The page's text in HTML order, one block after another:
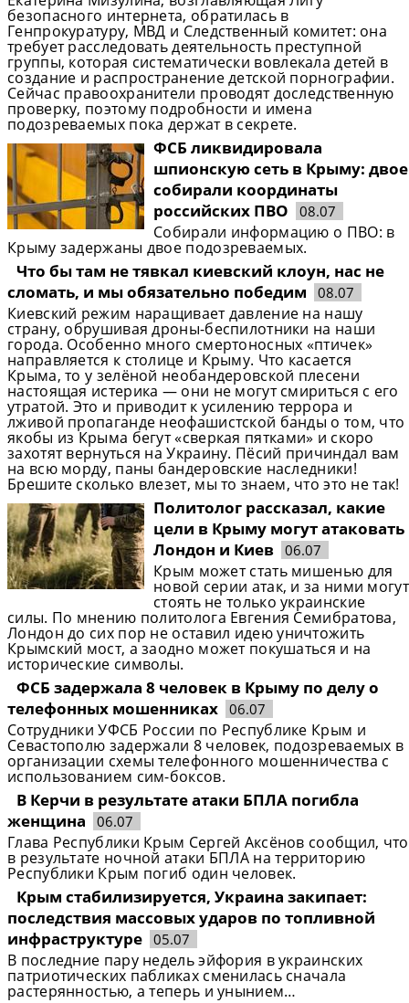
безопасного интернета, обратилась в
Генпрокуратуру, МВД и Следственный комитет: она
требует расследовать деятельность преступной
группы, которая систематически вовлекала детей в
создание и распространение детской порнографии.
Сейчас правоохранители проводят доследственную
проверку, поэтому подробности и имена
подозреваемых пока держат в секрете.
ФСБ ликвидировала
шпионскую сеть в Крыму: двое
собирали координаты
российских ПВО
08.07
Собирали информацию о ПВО: в
Крыму задержаны двое подозреваемых.
Что бы там не тявкал киевский клоун, нас не
сломать, и мы обязательно победим
08.07
Киевский режим наращивает давление на нашу
страну, обрушивая дроны-беспилотники на наши
города. Особенно много смертоносных «птичек»
направляется к столице и Крыму. Что касается
Крыма, то у зелёной необандеровской плесени
настоящая истерика — они не могут смириться с его
утратой. Это и приводит к усилению террора и
лживой пропаганде неофашистской банды о том, что
якобы из Крыма бегут «сверкая пятками» и скоро
захотят вернуться на Украину. Пёсий причиндал вам
на всю морду, паны бандеровские наследники!
Брешите сколько влезет, мы то знаем, что это не так!
Политолог рассказал, какие
цели в Крыму могут атаковать
Лондон и Киев 06.07
Крым может стать мишенью для
новой серии атак, и за ними могут
стоять не только украинские
силы. По мнению политолога Евгения Семибратова,
Лондон до сих пор не оставил идею уничтожить
Крымский мост, а заодно может покушаться и на
исторические символы.
ФСБ задержала 8 человек в Крыму по делу о
телефонных мошенниках 06.07
Сотрудники УФСБ России по Республике Крым и
Севастополю задержали 8 человек, подозреваемых в
организации схемы телефонного мошенничества с
использованием сим-боксов.
В Керчи в результате атаки БПЛА погибла
женщина
06.07
Глава Республики Крым Сергей Аксёнов сообщил, что
в результате ночной атаки БПЛА на территорию
Республики Крым погиб один человек.
Крым стабилизируется, Украина закипает:
последствия массовых ударов по топливной
инфраструктуре 05.07
В последние пару недель эйфория в украинских
патриотических пабликах сменилась сначала
растерянностью, а теперь и унынием…